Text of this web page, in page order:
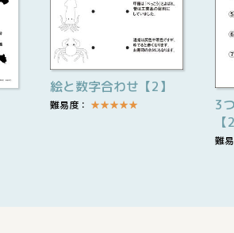
絵と数字合わせ【2】
難易度： ★★★★★
3
【
難